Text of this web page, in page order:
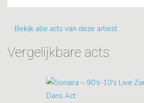
Bekijk alle acts van deze artiest
Vergelijkbare acts